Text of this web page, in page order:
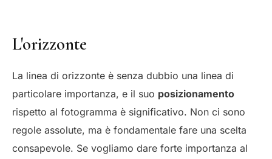
L'orizzonte
La linea di orizzonte è senza dubbio una linea di
particolare importanza, e il suo posizionamento
rispetto al fotogramma è significativo. Non ci sono
regole assolute, ma è fondamentale fare una scelta
consapevole. Se vogliamo dare forte importanza al